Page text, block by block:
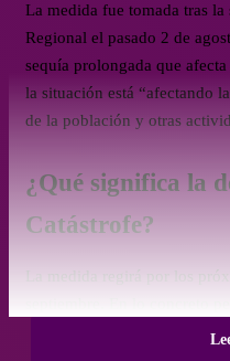
La medida fue tomada tras
Regional el pasado 2 de
sequía prolongada que
la situación está “afectando
de la población y otras
¿Qué significa la
Catástrofe?
catástrofes que estaban